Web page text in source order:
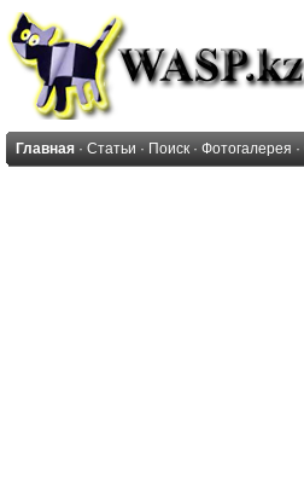
Главная · Статьи · Поиск · Фотогалерея ·